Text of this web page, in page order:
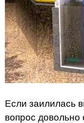
Если заилилась
вопрос